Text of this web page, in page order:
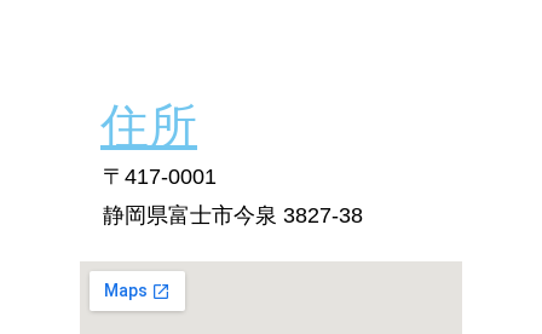
〒417-0001
静岡県富士市今泉 3827-38
住所